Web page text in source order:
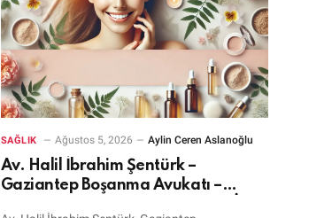
SAĞLIK Ağustos 5, 2026 Aylin Ceren Aslanoğlu
Av. Halil İbrahim Şentürk –
Gaziantep Boşanma Avukatı –